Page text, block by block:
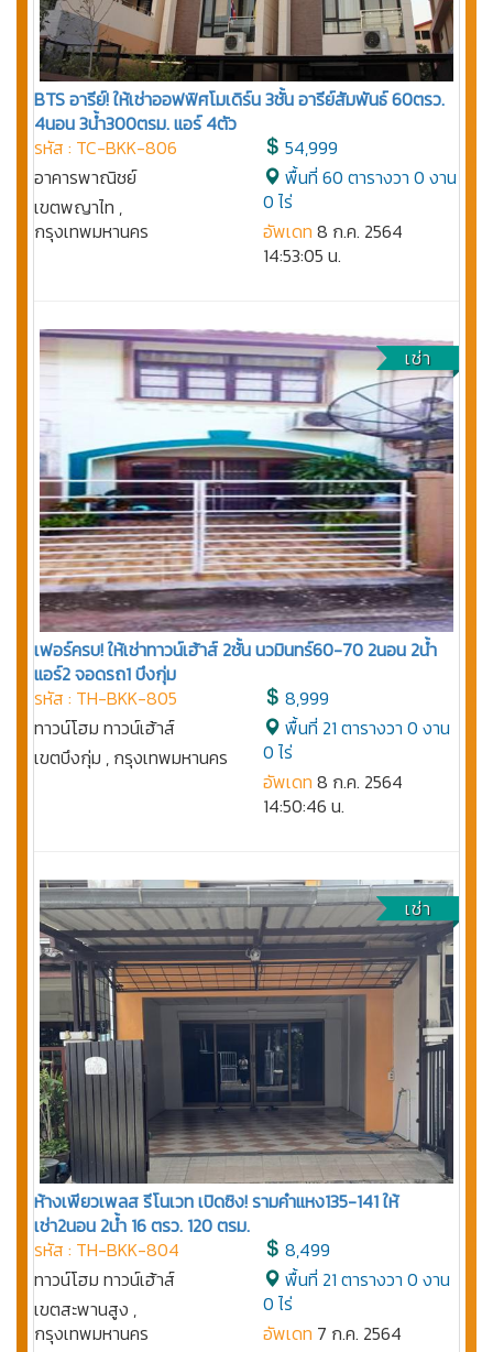
BTS อารีย์! ให้เช่าออฟฟิศโมเดิร์น 3ชั้น อารีย์สัมพันธ์ 60ตรว.
4นอน 3น้ำ300ตรม. แอร์ 4ตัว
รหัส : TC-BKK-806
อาคารพาณิชย์
เขตพญาไท ,
กรุงเทพมหานคร
54,999
พื้นที่ 60 ตารางวา 0 งาน
0 ไร่
อัพเดท 8 ก.ค. 2564
14:53:05 น.
เช่า
เฟอร์ครบ! ให้เช่าทาวน์เฮ้าส์ 2ชั้น นวมินทร์60-70 2นอน 2น้ำ
แอร์2 จอดรถ1 บึงกุ่ม
รหัส : TH-BKK-805
ทาวน์โฮม ทาวน์เฮ้าส์
เขตบึงกุ่ม , กรุงเทพมหานคร
8,999
พื้นที่ 21 ตารางวา 0 งาน
0 ไร่
อัพเดท 8 ก.ค. 2564
14:50:46 น.
เช่า
ห้างเพียวเพลส รีโนเวท เปิดซิง! รามคำแหง135-141 ให้
เช่า2นอน 2น้ำ 16 ตรว. 120 ตรม.
รหัส : TH-BKK-804
ทาวน์โฮม ทาวน์เฮ้าส์
เขตสะพานสูง ,
กรุงเทพมหานคร
8,499
พื้นที่ 21 ตารางวา 0 งาน
0 ไร่
อัพเดท 7 ก.ค. 2564